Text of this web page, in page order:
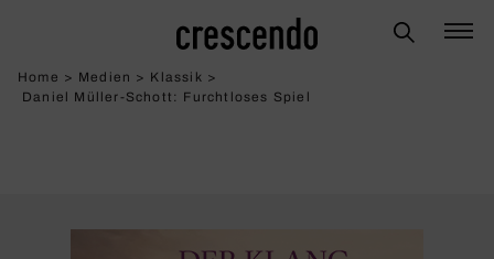
Home > Medien > Klassik >
Daniel Müller-Schott: Furcht­loses Spiel